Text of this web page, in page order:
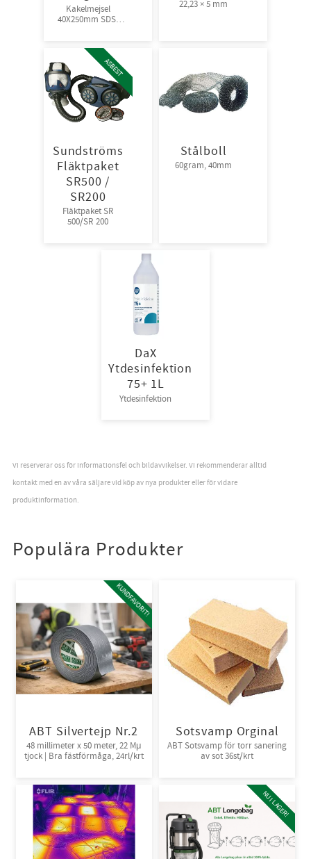
Kakelmejsel
40X250mm SDS-
22,23 × 5 mm
Sundströms
Fläktpaket
SR500 /
SR200
Fläktpaket SR
500/SR 200
ASBEST
Stålboll
60gram, 40mm
DaX
Ytdesinfektion
75+ 1L
Ytdesinfektion
Vi reserverar oss för informationsfel och bildavvikelser. Vi rekommenderar alltid
kontakt med en av våra säljare vid köp av nya produkter eller för vidare
produktinformation.
Populära Produkter
ABT Silvertejp Nr.2
48 millimeter x 50 meter, 22 Mμ
tjock | Bra fästförmåga, 24rl/krt
KUNDFAVORIT!
Sotsvamp Orginal
ABT Sotsvamp för torr sanering
av sot 36st/krt
NU I LAGER!